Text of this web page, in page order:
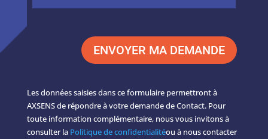
ENVOYER MA DEMANDE
Les données saisies dans ce formulaire permettront à
AXSENS de répondre à votre demande de Contact. Pour
toute information complémentaire, nous vous invitons à
consulter la Politique de confidentialitéou à nous contacter